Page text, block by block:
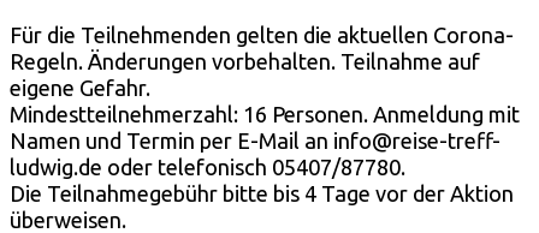
Für die Teilnehmenden gelten die aktuellen Corona-
Regeln. Änderungen vorbehalten. Teilnahme auf
eigene Gefahr.
Mindestteilnehmerzahl: 16 Personen. Anmeldung mit
Namen und Termin per E-Mail an info@reise-treff-
ludwig.de oder telefonisch 05407/87780.
Die Teilnahmegebühr bitte bis 4 Tage vor der Aktion
überweisen.